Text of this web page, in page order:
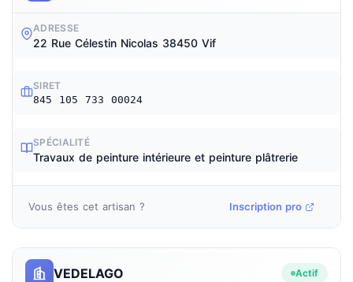
ADRESSE
22 Rue Célestin Nicolas 38450 Vif
SIRET
845 105 733 00024
SPÉCIALITÉ
Travaux de peinture intérieure et peinture plâtrerie
Vous êtes cet artisan ? Inscription pro
VEDELAGO Actif